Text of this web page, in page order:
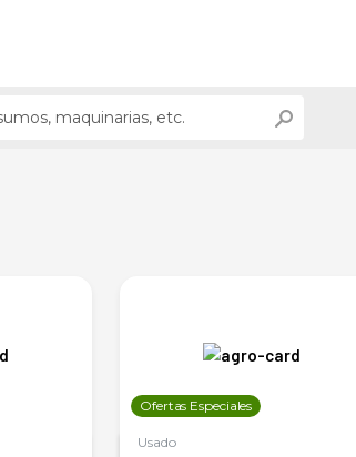
Ofertas Especiales
Usado